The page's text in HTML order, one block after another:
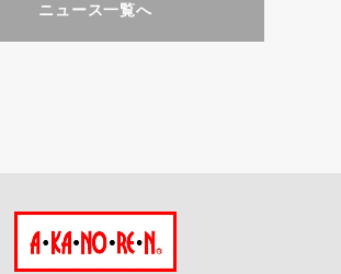
ニュース一覧へ